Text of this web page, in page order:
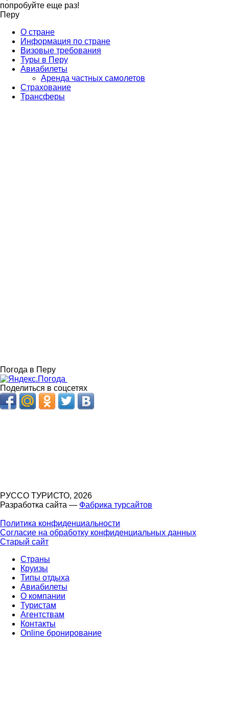
попробуйте еще раз!
Перу
О стране
Информация по стране
Визовые требования
Туры в Перу
Авиабилеты
Аренда частных самолетов
Страхование
Трансферы
Погода в Перу
Поделиться в соцсетях
РУССО ТУРИСТО, 2026
Разработка сайта — Фабрика турсайтов
Политика конфиденциальности
Согласие на обработку конфиденциальных данных
Старый сайт
Страны
Круизы
Типы отдыха
Авиабилеты
О компании
Туристам
Агентствам
Контакты
Online бронирование